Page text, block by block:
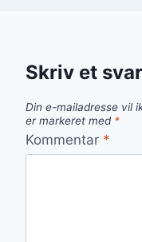
Skriv et svar
Din e-mailadresse vil
er markeret med *
Kommentar *